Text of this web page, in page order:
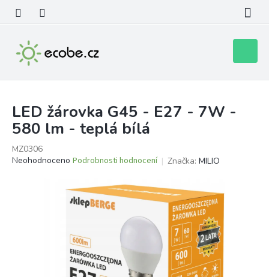
obsah
košík
LED žárovka G45 - E27 - 7W -
580 lm - teplá bílá
MZ0306
Průměrné
Neohodnoceno Podrobnosti hodnocení Značka: MILIO